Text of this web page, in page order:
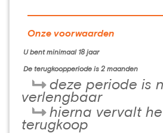
Onze voorwaarden
U bent minimaal 18 jaar
De terugkoopperiode is 2 maanden
deze periode is
verlengbaar
hierna vervalt
terugkoop